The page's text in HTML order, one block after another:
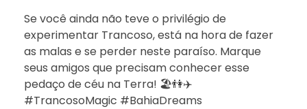
Se você ainda não teve o privilégio de
experimentar Trancoso, está na hora de fazer
as malas e se perder neste paraíso. Marque
seus amigos que precisam conhecer esse
pedaço de céu na Terra! 🏖️👫✈️
#TrancosoMagic #BahiaDreams